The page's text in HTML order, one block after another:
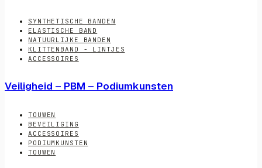
SYNTHETISCHE BANDEN
ELASTISCHE BAND
NATUURLIJKE BANDEN
KLITTENBAND - LINTJES
ACCESSOIRES
Veiligheid – PBM – Podiumkunsten
TOUWEN
BEVEILIGING
ACCESSOIRES
PODIUMKUNSTEN
TOUWEN